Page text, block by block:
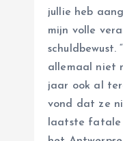
jullie heb
mijn volle
allemaal niet
jaar ook al
vond dat ze
laatste fatale